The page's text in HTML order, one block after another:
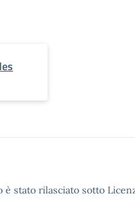
stato rilasciato sotto